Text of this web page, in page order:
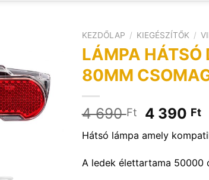
KEZDŐLAP / KIEGÉSZÍTŐK /
LÁMPA HÁTSÓ
80MM
4 690Ft
Original
price
was:
4
690 Ft.
4 390 Ft
Hátsó lámpa amely
A ledek élettartama 50000